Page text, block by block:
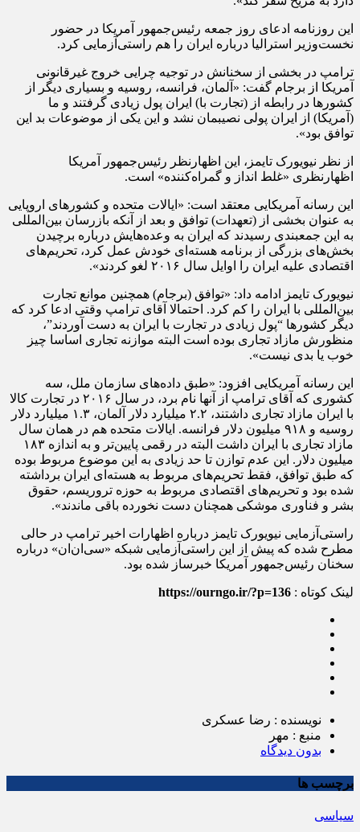
این روزنامه ادعای روز جمعه رئیس‌جمهور آمریکا در حضور
نخست‌وزیر استرالیا درباره ایران را هم راستی‌آزمایی کرد.
ترامپ در بخشی از سخنانش در توجیه چرایی خروج غیرقانونی
آمریکا از برجام گفت: «آلمان، فرانسه، روسیه و بسیاری دیگر از
کشورها در رابطه از (تجارت با) ایران پول زیادی گرفتند و ما
(آمریکا) از ایران پولی نصیبمان نشد و این یکی از موضوعات بد این
توافق بود».
از نظر نیویورک تایمز، این اظهارنظر رئیس‌جمهور آمریکا
اظهارنظری «غلط انداز و گمراه‌کننده» است.
این رسانه آمریکایی معتقد است: «ایالات متحده و کشورهای اروپایی
به عنوان بخشی از (تعهدات) توافق و بعد از آنکه بازرسان بین‌المللی
به این جمعبندی رسیدند که ایران به وعده‌هایش درباره برچیدن
بخش‌های بزرگی از برنامه هسته‌ای خودش عمل کرد، تحریم‌های
اقتصادی علیه ایران را اوایل سال ۲۰۱۶ لغو کردند».
نیویورک تایمز ادامه داد: «توافق (برجام) همچنین موانع تجارت
بین‌المللی با ایران را کم کرد. احتمالا آقای ترامپ وقتی ادعا کرد که
دیگر کشورها “پول زیادی در تجارت با ایران به دست آوردند”،
منظورش مازاد تجاری بوده است البته موازنه تجاری اساسا چیز
خوب یا بدی نیست».
این رسانه آمریکایی افزود: «طبق داده‌های سازمان ملل، سه
کشوری که آقای ترامپ از آنها نام برد، در سال ۲۰۱۶ در تجارت کالا
با ایران مازاد تجاری داشتند، ۲.۲ میلیارد دلار آلمان، ۱.۳ میلیارد دلار
روسیه و ۹۱۸ میلیون دلار فرانسه. ایالات متحده هم در همان سال
مازاد تجاری با ایران داشت البته در رقمی پایین‌تر و به اندازه ۱۸۳
میلیون دلار. این عدم توازن تا حد زیادی به این موضوع مربوط بوده
که طبق توافق، فقط تحریم‌های مربوط به هسته‌ای ایران برداشته
شده بود و تحریم‌های اقتصادی مربوط به حوزه تروریسم، حقوق
بشر و فناوری موشکی همچنان دست نخورده باقی ماندند».
راستی‌آزمایی نیویورک تایمز درباره اظهارات اخیر ترامپ در حالی
مطرح شده که پیش از این راستی‌آزمایی شبکه «سی‌ان‌ان» درباره
سخنان رئیس‌جمهور آمریکا خبرساز شده بود.
لینک کوتاه : https://ourngo.ir/?p=136
نویسنده : رضا عسکری
منبع : مهر
بدون دیدگاه
برچسب ها
سیاسی